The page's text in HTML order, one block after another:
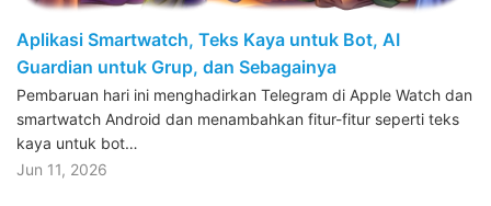
Aplikasi Smartwatch, Teks Kaya untuk Bot, AI
Guardian untuk Grup, dan Sebagainya
Pembaruan hari ini menghadirkan Telegram di Apple Watch dan
smartwatch Android dan menambahkan fitur-fitur seperti teks
kaya untuk bot…
Jun 11, 2026